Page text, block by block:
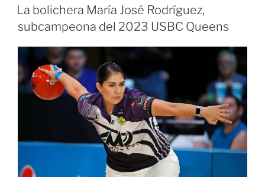
EL
La bolichera María José Rodríguez,
subcampeona del 2023 USBC Queens